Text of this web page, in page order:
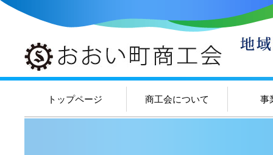
トップページ 商工会について 事